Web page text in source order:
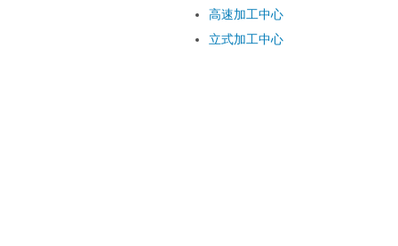
高速加工中心
立式加工中心